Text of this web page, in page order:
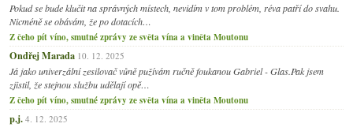
Pokud se bude klučit na správných místech, nevidím v tom problém, réva patří do svahu.
Nicméně se obávám, že po dotacích…
Z čeho pít víno, smutné zprávy ze světa vína a viněta Moutonu
Ondřej Marada 10. 12. 2025
Já jako univerzální zesilovač vůně pužívám ručně foukanou Gabriel - Glas.Pak jsem
zjistil, že stejnou službu udělají opě…
Z čeho pít víno, smutné zprávy ze světa vína a viněta Moutonu
p.j. 4. 12. 2025